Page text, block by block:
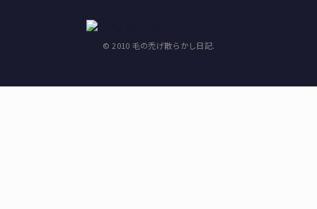
© 2010 毛の禿げ散らかし日記.